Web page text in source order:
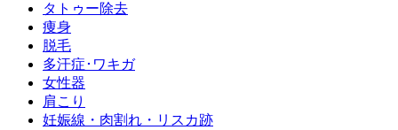
タトゥー除去
痩身
脱毛
多汗症･ワキガ
女性器
肩こり
妊娠線・肉割れ・リスカ跡